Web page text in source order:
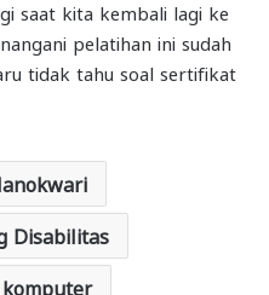
saat kita kembali lagi ke
pelatihan ini sudah
tidak tahu soal sertifikat
Disabilitas